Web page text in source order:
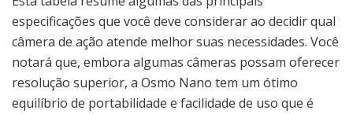
especificações que você deve considerar ao decidir qual
câmera de ação atende melhor suas necessidades. Você
notará que, embora algumas câmeras possam oferecer
resolução superior, a Osmo Nano tem um ótimo
equilíbrio de portabilidade e facilidade de uso que é